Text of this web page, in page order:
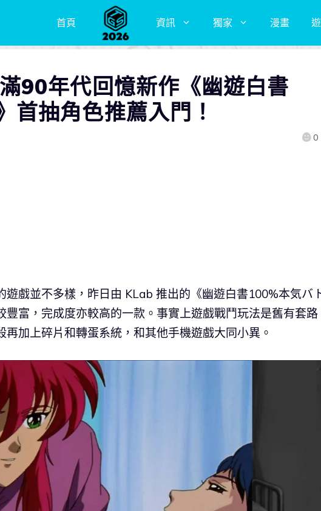
首頁 資訊 獨家 漫畫
90年代回憶新作《幽遊白書
首抽角色推薦入門！
0
遊戲並不多樣，昨日由 KLab 推出的《幽遊白書100%本気バ
豐富，完成度亦較高的一款。事實上遊戲戰鬥玩法是舊有套路
加上碎片和轉蛋系統，和其他手機遊戲大同小異。